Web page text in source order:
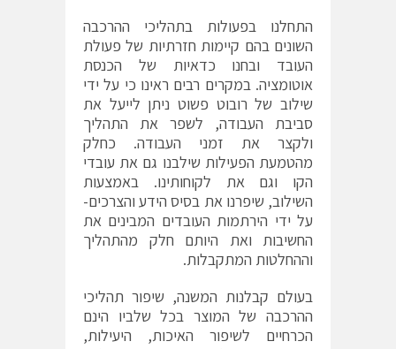
התחלנו בפעולות בתהליכי ההרכבה
השונים בהם קיימות חזרתיות של פעולת
העובד ובחנו כדאיות של הכנסת
אוטומציה. במקרים רבים ראינו כי על ידי
שילוב של רובוט פשוט ניתן לייעל את
סביבת העבודה, לשפר את התהליך
ולקצר את זמני העבודה. כחלק
מהטמעת הפעילות שילבנו גם את עובדי
הקו וגם את לקוחותינו. באמצעות
השילוב, שיפרנו את בסיס הידע והצרכים-
על ידי הירתמות העובדים המבינים את
החשיבות ואת היותם חלק מהתהליך
וההחלטות המתקבלות.
בעולם קבלנות המשנה, שיפור תהליכי
ההרכבה של המוצר בכל שלביו הינם
הכרחיים לשיפור האיכות, היעילות,